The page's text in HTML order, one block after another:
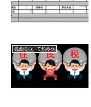
税金について知ろう